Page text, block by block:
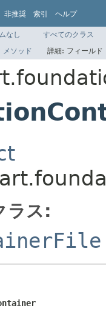
非推奨 索引 ヘルプ
なし
すべてのクラス
メソッド 詳細: フィール
ラス: